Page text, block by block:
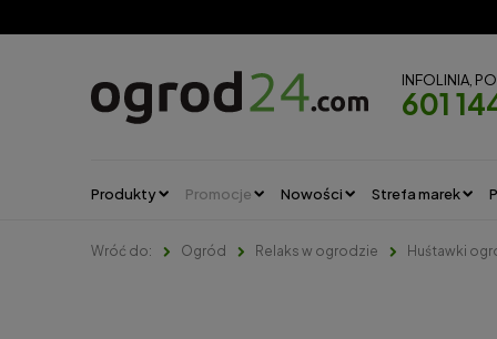
INFOLINIA,
601
Produkty Promocje Nowości Strefa marek
Ogród Relaks w ogrodzie Huśtawki